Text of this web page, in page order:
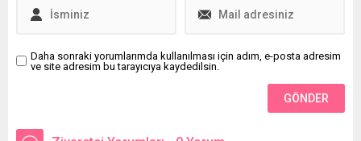
Daha sonraki yorumlarımda kullanılması için adım, e-posta adresim
ve site adresim bu tarayıcıya kaydedilsin.